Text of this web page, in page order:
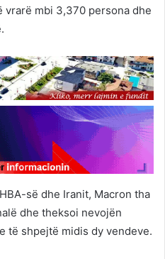
vrarë mbi 3,370 persona dhe
së dhe Iranit, Macron tha
dhe theksoi nevojën
të shpejtë midis dy vendeve.